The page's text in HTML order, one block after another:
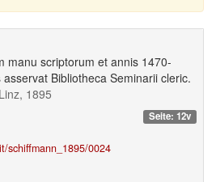
manu scriptorum et annis 1470-
Bibliotheca Seminarii cleric.
1895
Seite: 12v
schiffmann_1895/0024